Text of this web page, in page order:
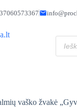
vaško žvakė